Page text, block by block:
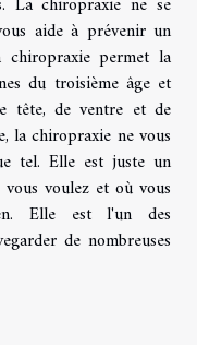
aide à prévenir un
permet la
du troisième âge et
tête, de ventre et de
la chiropraxie ne vous
tel. Elle est juste un
voulez et où vous
Elle est l'un des
de nombreuses